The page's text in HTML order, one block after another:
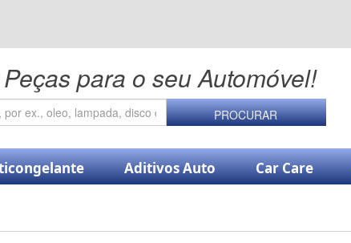
para o seu Automóvel!
PROCURAR
Aditivos Auto Car Care